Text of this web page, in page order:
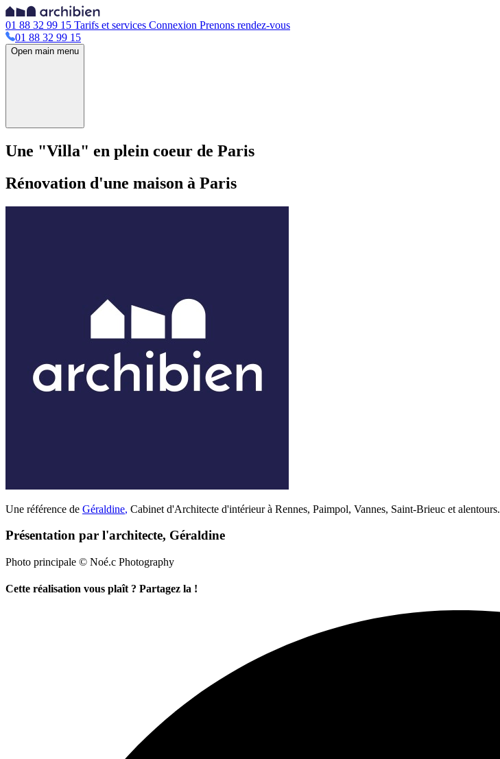
01 88 32 99 15 Tarifs et services Connexion Prenons rendez-vous
01 88 32 99 15
Open main menu
Une "Villa" en plein coeur de Paris
Rénovation d'une maison à Paris
Une référence de Géraldine, Cabinet d'Architecte d'intérieur à Rennes, Paimpol, Vannes, Saint-Brieuc et alentours.
Présentation par l'architecte, Géraldine
Photo principale © Noé.c Photography
Cette réalisation vous plaît ? Partagez la !